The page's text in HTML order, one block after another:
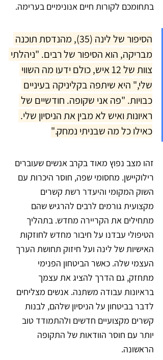
בתחומכם לקורות חיים אנונימיים בערימה.
הסיפור של לינה (35), מהנדסת תוכנה
מבריקה, הוא הסיפור של רבים. "ניהלתי
צוות של 12 איש, כולם ידעו מה השווי
שלי," היא שיתפה בקליניקה בעיניים
כבויות. "פה אני שקופה. חודשיים של
ראיונות ואיש לא מבין את הניסיון שלי.
כאילו כל מה שבניתי נמחק."
זהו מצב נפוץ מאוד בקרב אנשים שעוברים
רילוקיישן. מחסומי שפה, חוסר היכרות עם
השוק המקומי והיעדר רשת קשרים
מקצועית גורמים לרבים להרגיש שהם
מתחילים את הקריירה מחדש. בתהליך
הטיפולי עבדנו על חיבור מחדש לחוזקות
האישיות של לינה ועל חיזוק תחושת הערך
העצמי שלה. כאשר הביטחון הפנימי
מתחזק, גם הדרך להציג את עצמך
בראיונות עבודה משתנה. אנשים מצליחים
לדבר בביטחון על הניסיון שלהם, לבנות
קשרים מקצועיים חדשים ולהתמודד טוב
יותר עם חוסר הוודאות של התקופה
הראשונה.